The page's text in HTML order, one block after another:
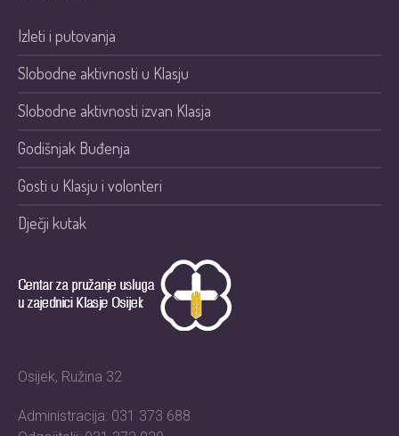
Izleti i putovanja
Slobodne aktivnosti u Klasju
Slobodne aktivnosti izvan Klasja
Godišnjak Buđenja
Gosti u Klasju i volonteri
Dječji kutak
Osijek, Ružina 32
Administracija: 031 373 688